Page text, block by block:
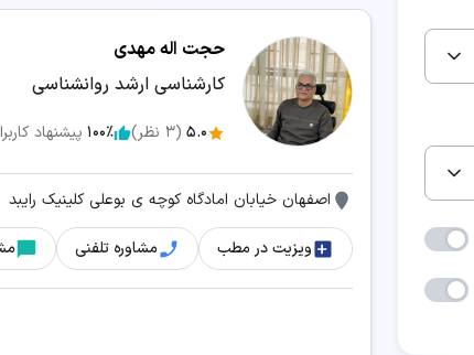
حجت اله مهدی
کارشناسی ارشد روانشناسی
5.0
(
3 نظر) 100٪ پیشنهاد
اصفهان خیابان امادگاه کوچه ی بوعلی کلینیک رایبد
ویزیت در مطب مشاوره تلفنی